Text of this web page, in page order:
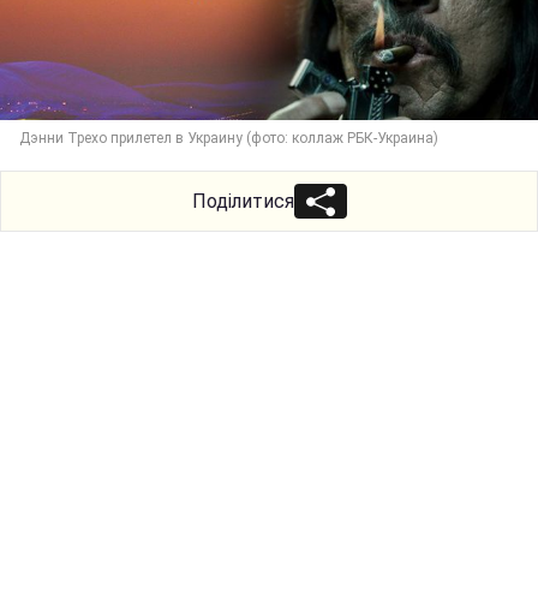
Дэнни Трехо прилетел в Украину (фото: коллаж РБК-Украина)
Поділитися